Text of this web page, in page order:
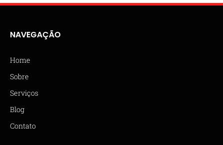
NAVEGAÇÃO
Home
Sobre
Serviços
Blog
Contato